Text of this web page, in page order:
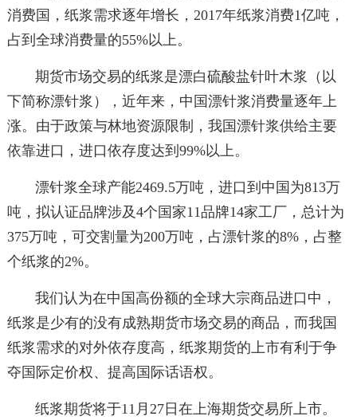
消费国，纸浆需求逐年增长，2017年纸浆消费1亿吨，
占到全球消费量的55%以上。
期货市场交易的纸浆是漂白硫酸盐针叶木浆（以
下简称漂针浆），近年来，中国漂针浆消费量逐年上
涨。由于政策与林地资源限制，我国漂针浆供给主要
依靠进口，进口依存度达到99%以上。
漂针浆全球产能2469.5万吨，进口到中国为813万
吨，拟认证品牌涉及4个国家11品牌14家工厂，总计为
375万吨，可交割量为200万吨，占漂针浆的8%，占整
个纸浆的2%。
我们认为在中国高份额的全球大宗商品进口中，
纸浆是少有的没有成熟期货市场交易的商品，而我国
纸浆需求的对外依存度高，纸浆期货的上市有利于争
夺国际定价权、提高国际话语权。
纸浆期货将于11月27日在上海期货交易所上市。